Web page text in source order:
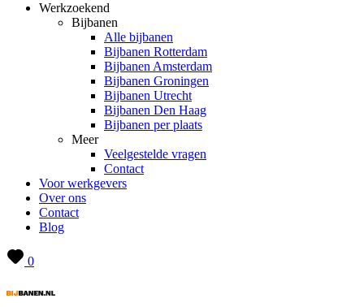
Werkzoekend
Bijbanen
Alle bijbanen
Bijbanen Rotterdam
Bijbanen Amsterdam
Bijbanen Groningen
Bijbanen Utrecht
Bijbanen Den Haag
Bijbanen per plaats
Meer
Veelgestelde vragen
Contact
Voor werkgevers
Over ons
Contact
Blog
0